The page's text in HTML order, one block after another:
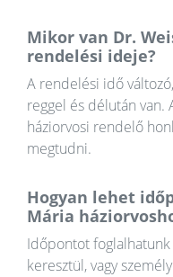
Mikor van Dr.
rendelési ideje?
A rendelési idő
reggel és délután
háziorvosi rendelő
megtudni.
Hogyan lehet
Mária
Időpontot
keresztül, vagy